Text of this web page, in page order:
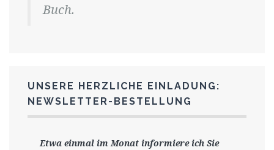
Buch.
UNSERE HERZLICHE EINLADUNG:
NEWSLETTER-BESTELLUNG
Etwa einmal im Monat informiere ich Sie